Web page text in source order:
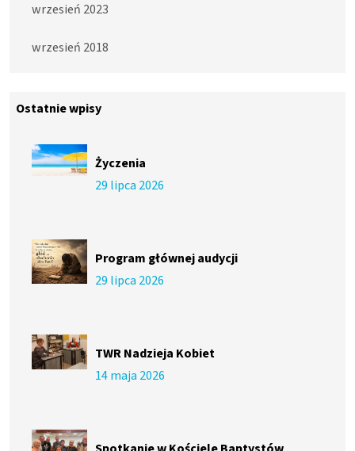
wrzesień 2023
wrzesień 2018
Ostatnie wpisy
Życzenia
29 lipca 2026
Program głównej audycji
29 lipca 2026
TWR Nadzieja Kobiet
14 maja 2026